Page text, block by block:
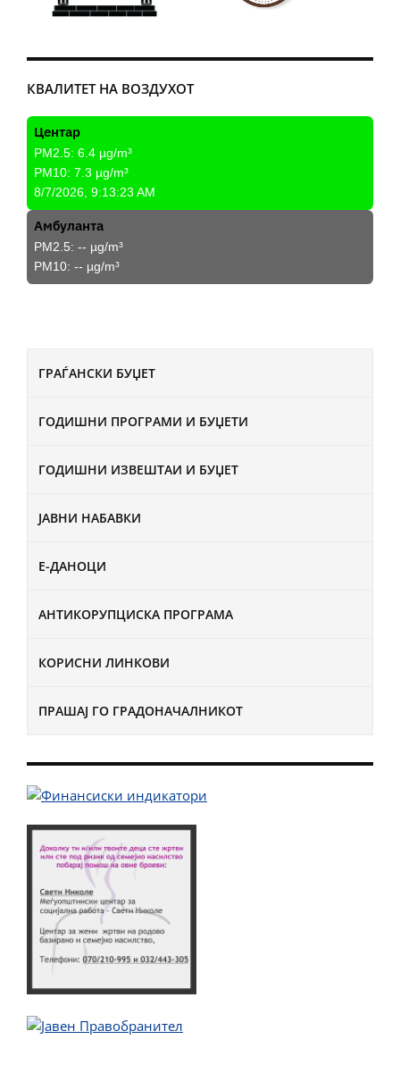
ГРАЃАНСКИ БУЏЕТ
ГОДИШНИ ПРОГРАМИ И БУЏЕТИ
ГОДИШНИ ИЗВЕШТАИ И БУЏЕТ
ЈАВНИ НАБАВКИ
Е-ДАНОЦИ
АНТИКОРУПЦИСКА ПРОГРАМА
КОРИСНИ ЛИНКОВИ
ПРАШАЈ ГО ГРАДОНАЧАЛНИКОТ
КВАЛИТЕТ НА ВОЗДУХОТ
Центар
PM2.5: 6.4 µg/m³
PM10: 7.3 µg/m³
8/7/2026, 9:13:23 AM
Амбуланта
PM2.5: -- µg/m³
PM10: -- µg/m³